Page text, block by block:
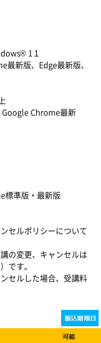
1１
新版、Edge最新版、
Chrome最新
準版・最新版
セルポリシーについて
の変更、キャンセルは
です。
セルした場合、受講料